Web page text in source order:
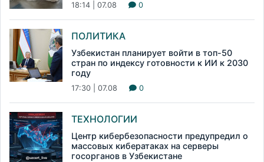
18:14 | 07.08 0
ПОЛИТИКА
Узбекистан планирует войти в топ-50
стран по индексу готовности к ИИ к 2030
году
17:30 | 07.08 0
ТЕХНОЛОГИИ
Центр кибербезопасности предупредил о
массовых кибератаках на серверы
госорганов в Узбекистане